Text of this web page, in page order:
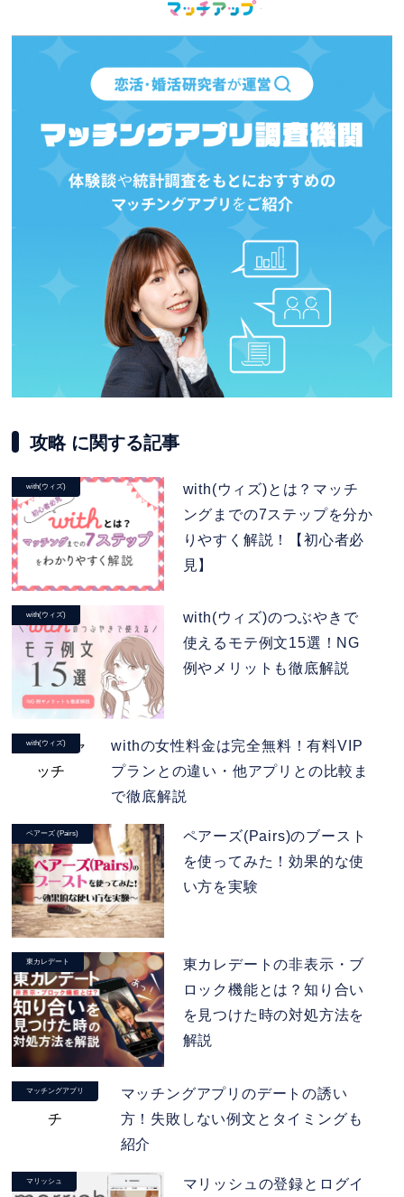
攻略 に関する記事
with(ウィズ)
with(ウィズ)とは？マッチ
ングまでの7ステップを分か
りやすく解説！【初心者必
見】
with(ウィズ)
with(ウィズ)のつぶやきで
使えるモテ例文15選！NG
例やメリットも徹底解説
with(ウィズ)
withの女性料金は完全無料！有料VIP
プランとの違い・他アプリとの比較ま
で徹底解説
ペアーズ (Pairs)
ペアーズ(Pairs)のブースト
を使ってみた！効果的な使
い方を実験
東カレデート
東カレデートの非表示・ブ
ロック機能とは？知り合い
を見つけた時の対処方法を
解説
マッチングアプリ
マッチングアプリのデートの誘い
方！失敗しない例文とタイミングも
紹介
マリッシュ
マリッシュの登録とログイ